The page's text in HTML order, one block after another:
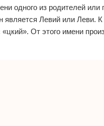
одного из родителей или
является Левий или Леви.
От этого имени